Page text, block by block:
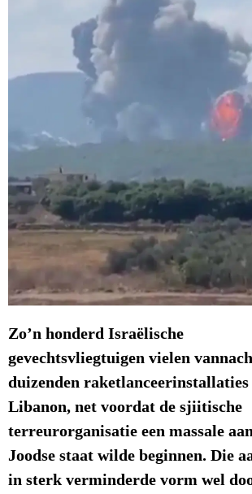
Zo’n honderd Israëlische
gevechtsvliegtuigen vielen
duizenden
Libanon, net voordat de sjiitische
terreurorganisatie een massale
Joodse staat wilde beginnen. Die
in sterk verminderde vorm wel